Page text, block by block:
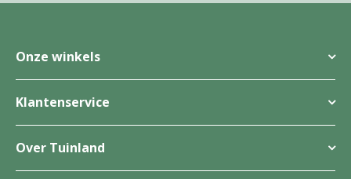
Onze winkels
Klantenservice
Over Tuinland